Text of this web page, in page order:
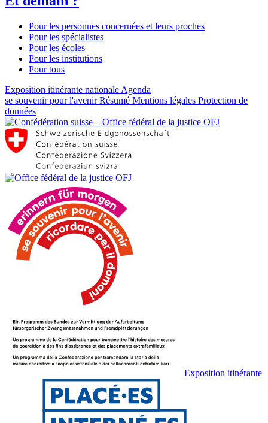
Pour les personnes concernées et leurs proches
Pour les spécialistes
Pour les écoles
Pour les institutions
Pour tous
Exposition itinérante nationale Agenda
se souvenir pour l'avenirRésumé Mentions légales Protection de
données
Exposition itinérante